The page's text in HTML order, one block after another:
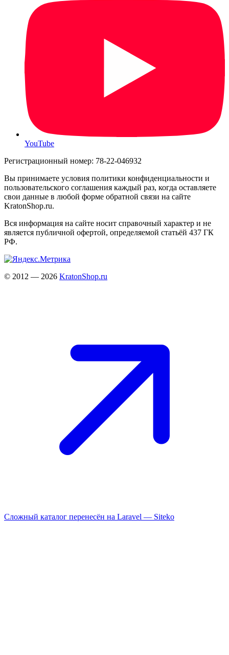
YouTube
Регистрационный номер: 78-22-046932
Вы принимаете условия политики конфиденциальности и
пользовательского соглашения каждый раз, когда оставляете
свои данные в любой форме обратной связи на сайте
KratonShop.ru.
Вся информация на сайте носит справочный характер и не
является публичной офертой, определяемой статьёй 437 ГК
РФ.
© 2012 — 2026 KratonShop.ru
Сложный каталог перенесён на Laravel — Siteko